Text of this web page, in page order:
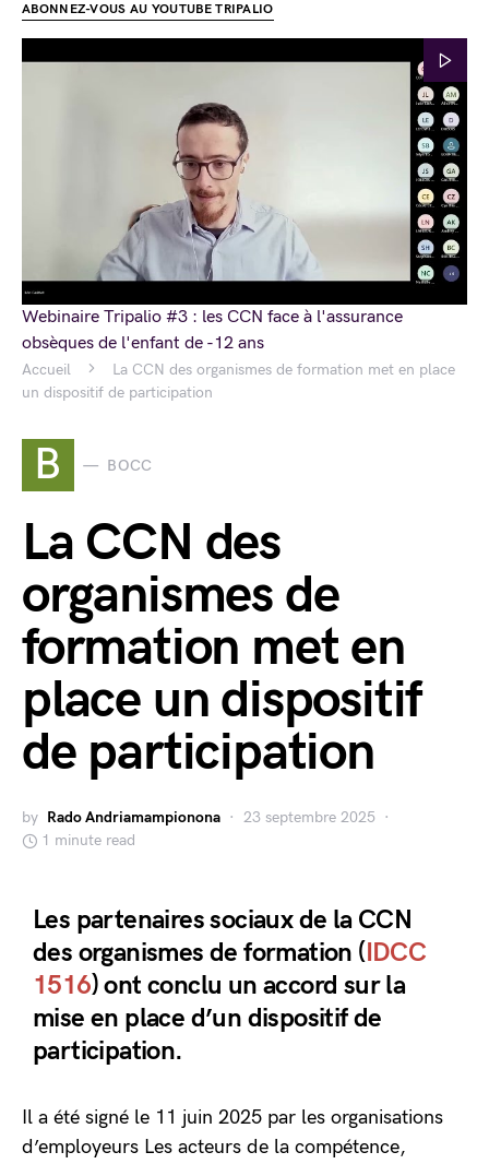
Accueil
La CCN des organismes de formation met en place
un dispositif de participation
B BOCC
La CCN des
organismes de
formation met en
place un dispositif
de participation
by Rado Andriamampionona
23 septembre 2025
1 minute read
Les partenaires sociaux de la CCN
des organismes de formation (IDCC
1516) ont conclu un accord sur la
mise en place d’un dispositif de
participation.
Il a été signé le 11 juin 2025 par les organisations
d’employeurs Les acteurs de la compétence,
ABONNEZ-VOUS AU YOUTUBE TRIPALIO
Webinaire Tripalio #3 : les CCN face à l'assurance
obsèques de l'enfant de -12 ans